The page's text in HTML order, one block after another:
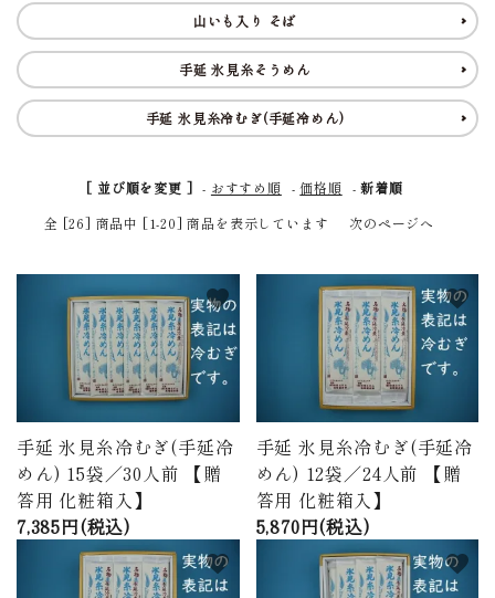
ACCOUNT MENU
ようこそ ゲスト 様
meeting_room ログイン person 新規会員登録
価格から探す
プライバシーポリシー
特定商取引法について
ページ一覧
山いも入り そば
手延 氷見糸そうめん
手延 氷見糸冷むぎ(手延冷めん)
[ 並び順を変更 ] - おすすめ順 -価格順 -新着順
全 [26] 商品中 [1-20] 商品を表示しています
次のページへ
手延 氷見糸冷むぎ(手延冷
めん) 15袋／30人前 【贈
答用 化粧箱入】
7,385円(税込)
favorite
手延 氷見糸冷むぎ(手延冷
めん) 12袋／24人前 【贈
答用 化粧箱入】
5,870円(税込)
favorite
favorite favorite